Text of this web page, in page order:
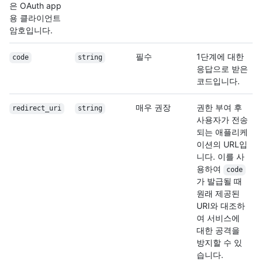
은 OAuth app
용 클라이언트
암호입니다.
code string 필수
1단계에 대한
응답으로 받은
코드입니다.
redirect_uri string 매우 권장
권한 부여 후
사용자가 전송
되는 애플리케
이션의 URL입
니다. 이를 사
용하여
code
가 발급될 때
원래 제공된
URI와 대조하
여 서비스에
대한 공격을
방지할 수 있
습니다.